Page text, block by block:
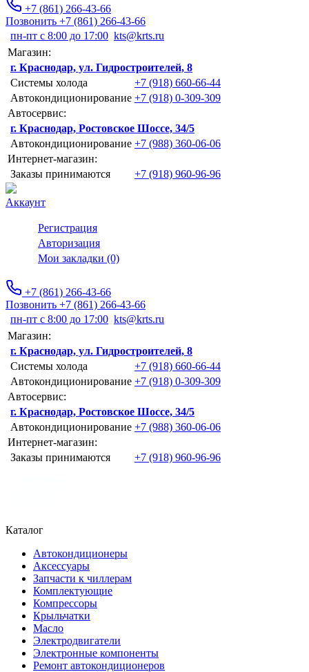
+7 (861) 266-43-66
Позвонить +7 (861) 266-43-66
пн-пт с 8:00 до 17:00 kts@krts.ru
Магазин:
г. Краснодар, ул. Гидростроителей, 8
Системы холода
+7 (918) 660-66-44
Автокондиционирование +7 (918) 0-309-309
Автосервис:
г. Краснодар, Ростовское Шоссе, 34/5
Автокондиционирование +7 (988) 360-06-06
Интернет-магазин:
Заказы принимаются
+7 (918) 960-96-96
Аккаунт
Регистрация
Авторизация
Мои закладки (0)
+7 (861) 266-43-66
Позвонить +7 (861) 266-43-66
пн-пт с 8:00 до 17:00 kts@krts.ru
Магазин:
г. Краснодар, ул. Гидростроителей, 8
Системы холода
+7 (918) 660-66-44
Автокондиционирование +7 (918) 0-309-309
Автосервис:
г. Краснодар, Ростовское Шоссе, 34/5
Автокондиционирование +7 (988) 360-06-06
Интернет-магазин:
Заказы принимаются
+7 (918) 960-96-96
Каталог
Автокондиционеры
Аксессуары
Запчасти к чиллерам
Комплектующие
Компрессоры
Крыльчатки
Масло
Электродвигатели
Электронные компоненты
Ремонт автокондиционеров